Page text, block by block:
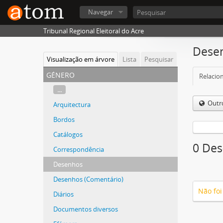
Navegar
Tribunal Regional Eleitoral do Acre
Visualização em árvore Lista Pesquisar
género
...
Arquitectura
Bordos
Catálogos
Correspondência
Desenhos
Desenhos (Comentário)
Diários
Documentos diversos
0
Não